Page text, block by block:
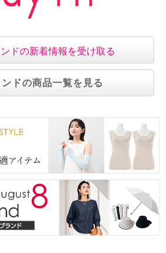
ドの新着情報を受け取る
ドの商品一覧を見る